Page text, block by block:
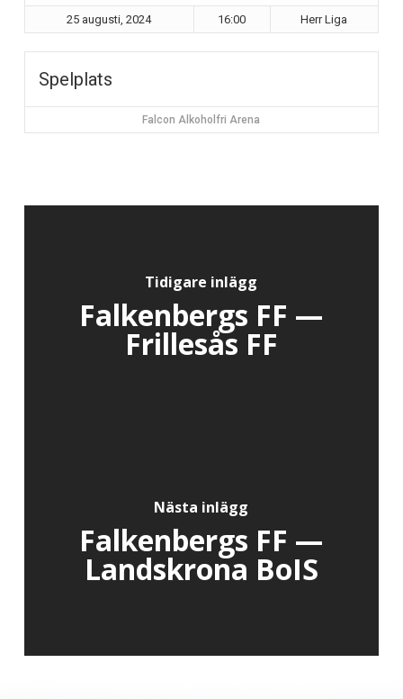
25 augusti, 2024 16:00 Herr Liga
Spelplats
Falcon Alkoholfri Arena
Tidigare inlägg
Falkenbergs FF —
Frillesås FF
Nästa inlägg
Falkenbergs FF —
Landskrona BoIS